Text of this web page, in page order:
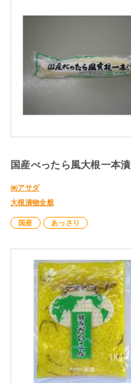
国産べったら風大根一本漬
㈱アサダ
大根漬物全般
国産 あっさり